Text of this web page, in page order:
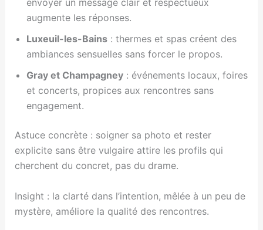
augmente les réponses.
Luxeuil-les-Bains: thermes et spas créent des
ambiances sensuelles sans forcer le propos.
Gray et Champagney: événements locaux, foires
et concerts, propices aux rencontres sans
engagement.
Astuce concrète : soigner sa photo et rester
explicite sans être vulgaire attire les profils qui
cherchent du concret, pas du drame.
Insight : la clarté dans l’intention, mêlée à un peu de
mystère, améliore la qualité des rencontres.